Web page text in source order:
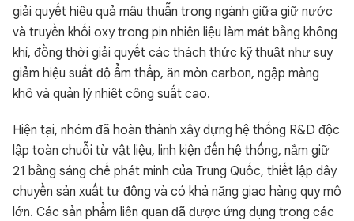
giải quyết hiệu quả mâu thuẫn trong ngành giữa giữ nước
và truyền khối oxy trong pin nhiên liệu làm mát bằng không
khí, đồng thời giải quyết các thách thức kỹ thuật như suy
giảm hiệu suất độ ẩm thấp, ăn mòn carbon, ngập màng
khô và quản lý nhiệt công suất cao.
Hiện tại, nhóm đã hoàn thành xây dựng hệ thống R&D độc
lập toàn chuỗi từ vật liệu, linh kiện đến hệ thống, nắm giữ
21 bằng sáng chế phát minh của Trung Quốc, thiết lập dây
chuyền sản xuất tự động và có khả năng giao hàng quy mô
lớn. Các sản phẩm liên quan đã được ứng dụng trong các